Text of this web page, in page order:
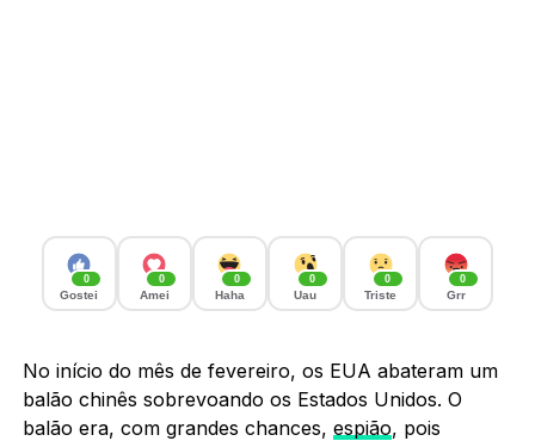
0
Gostei
0
Amei
0
Haha
0
Uau
0
Triste
0
Grr
No início do mês de fevereiro, os EUA abateram um
balão chinês sobrevoando os Estados Unidos. O
balão era, com grandes chances, espião, pois